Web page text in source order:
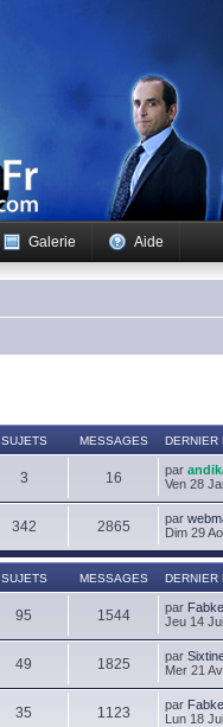
Galerie Aide
SUJETS MESSAGES DERNIER
3 16 par
Ven 28
342 2865 par
Dim 29
SUJETS MESSAGES DERNIER
95 1544 par
Jeu 14
49 1825 par
Mer 21
35 1123 par
Lun 18